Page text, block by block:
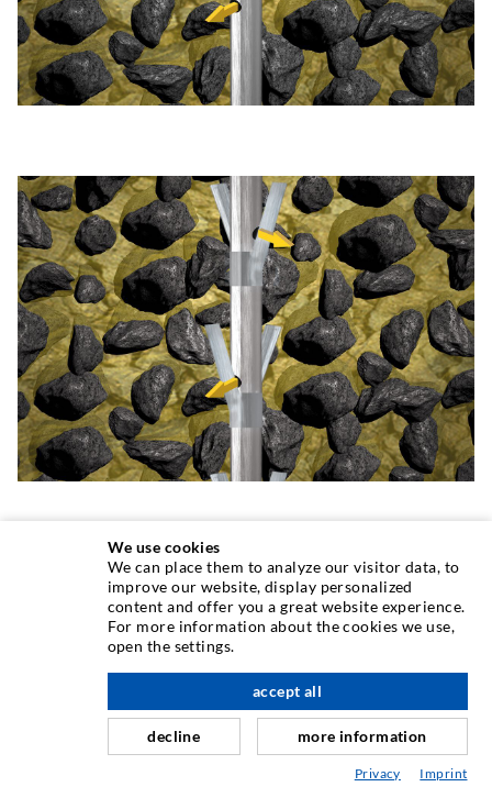
LANCE D'INJECTION À BATTRE
AVEC UN MANCHON DE
RACCORDEMENT ET DES TROUS
DE SORTIE LATÉRAUX COUVERTS
Cettes lances d'injection à battre ont la même application
We use cookies
We can place them to analyze our visitor data, to
improve our website, display personalized
content and offer you a great website experience.
For more information about the cookies we use,
open the settings.
decline
accept all
more information
Privacy Imprint